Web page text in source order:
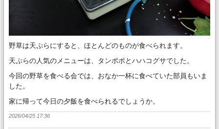
野草は天ぷらにすると、ほとんどのものが食べられます。
天ぷらの人気のメニューは、タンポポとハハコグサでした。
今回の野草を食べる会では、おなか一杯に食べていた部員もいま
した。
家に帰って今日の夕飯を食べられるでしょうか。
2026/04/25 17:36